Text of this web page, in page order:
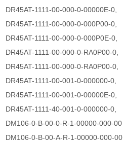
DR45AT-1111-00-000-0-00000E-0,
DR45AT-1111-00-000-0-000P00-0,
DR45AT-1111-00-000-0-000P0E-0,
DR45AT-1111-00-000-0-RA0P00-0,
DR45AT-1111-00-000-0-RA0P00-0,
DR45AT-1111-00-001-0-000000-0,
DR45AT-1111-00-001-0-00000E-0,
DR45AT-1111-40-001-0-000000-0,
DM106-0-B-00-0-R-1-00000-000-00
DM106-0-B-00-A-R-1-00000-000-00